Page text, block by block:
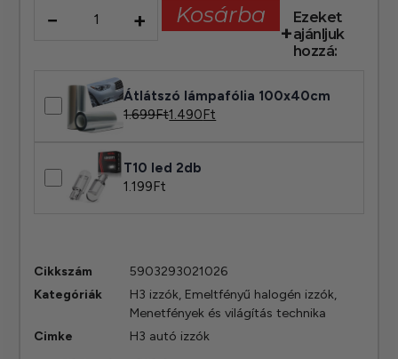
− + Kosárba
Ezeket
ajánljuk
hozzá:
Átlátszó lámpafólia 100x40cm
1.699Ft1.490 Ft
T10 led 2db
1.199 Ft
Cikkszám
5903293021026
Kategóriák
H3 izzók, Emeltfényű halogén izzók,
Menetfények és világítás technika
Cimke
H3 autó izzók